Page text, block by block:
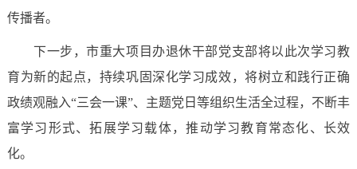
传播者。
下一步，市重大项目办退休干部党支部将以此次学习教
育为新的起点，持续巩固深化学习成效，将树立和践行正确
政绩观融入“三会一课”、主题党日等组织生活全过程，不断丰
富学习形式、拓展学习载体，推动学习教育常态化、长效
化。